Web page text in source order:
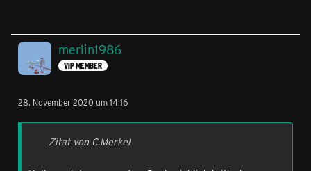
merlin1986
VIP MEMBER
28. November 2020 um 14:16
Zitat von C.Merkel